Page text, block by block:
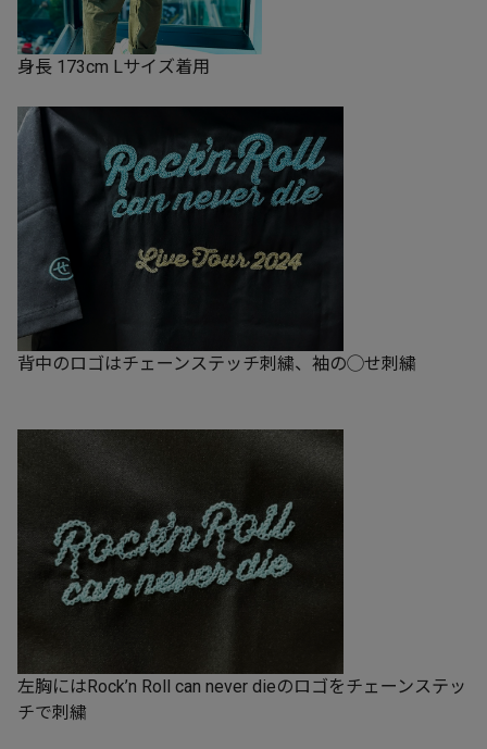
身長 173cm Lサイズ着用
背中のロゴはチェーンステッチ刺繍、袖の◯せ刺繍
左胸にはRock’n Roll can never dieのロゴをチェーンステッ
チで刺繍